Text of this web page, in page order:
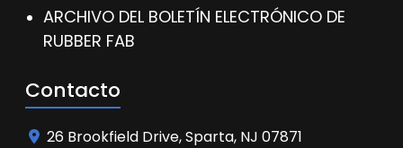
ARCHIVO DEL BOLETÍN ELECTRÓNICO DE
RUBBER FAB
Contacto
26 Brookfield Drive, Sparta, NJ 07871